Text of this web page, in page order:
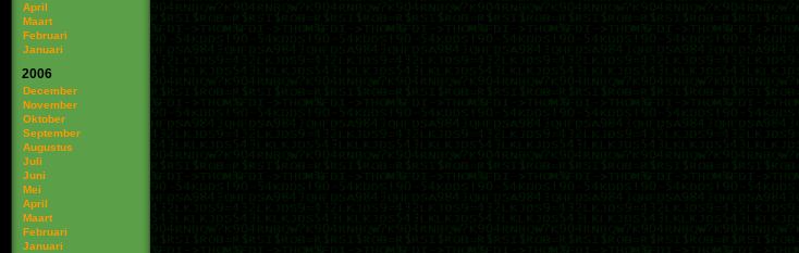
April
Maart
Februari
Januari
2006
December
November
Oktober
September
Augustus
Juli
Juni
Mei
April
Maart
Februari
Januari